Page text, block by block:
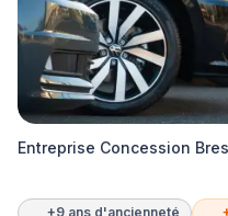
Entreprise Concession
+9 ans d'ancienneté